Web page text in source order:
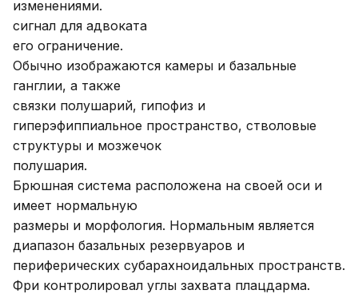
изменениями.
сигнал для адвоката
его ограничение.
Обычно изображаются камеры и базальные
ганглии, а также
связки полушарий, гипофиз и
гиперэфиппиальное пространство, стволовые
структуры и мозжечок
полушария.
Брюшная система расположена на своей оси и
имеет нормальную
размеры и морфология. Нормальным является
диапазон базальных резервуаров и
периферических субарахноидальных пространств.
Фри контролировал углы захвата плацдарма.